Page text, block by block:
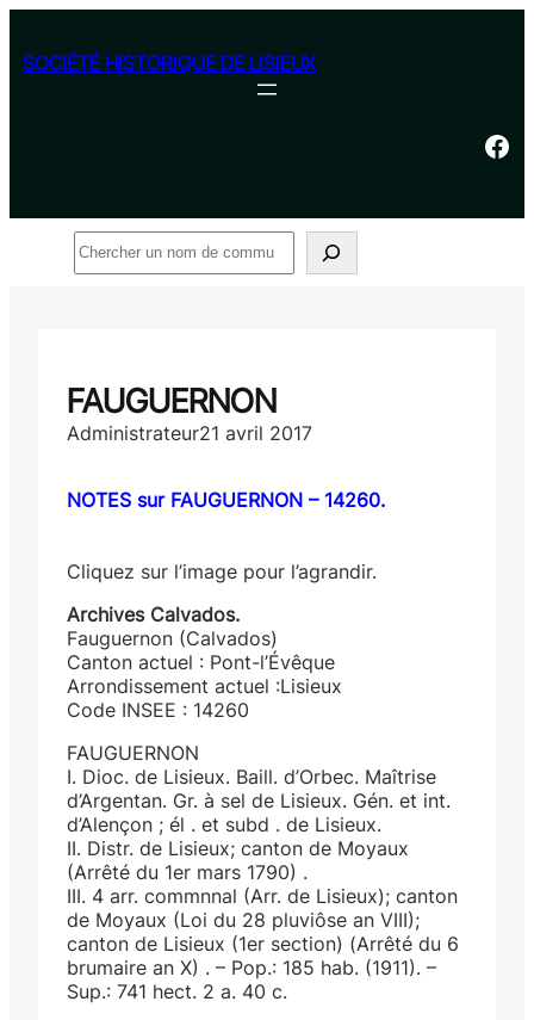
contenu
SOCIÉTÉ HISTORIQUE DE LISIEUX
Facebook
Rechercher
FAUGUERNON
Administrateur21 avril 2017
NOTES sur FAUGUERNON – 14260.
Cliquez sur l’image pour l’agrandir.
Archives Calvados.
Fauguernon (Calvados)
Canton actuel : Pont-l’Évêque
Arrondissement actuel :Lisieux
Code INSEE : 14260
FAUGUERNON
I. Dioc. de Lisieux. Baill. d’Orbec. Maîtrise
d’Argentan. Gr. à sel de Lisieux. Gén. et int.
d’Alençon ; él . et subd . de Lisieux.
II. Distr. de Lisieux; canton de Moyaux
(Arrêté du 1er mars 1790) .
III. 4 arr. commnnal (Arr. de Lisieux); canton
de Moyaux (Loi du 28 pluviôse an VIII);
canton de Lisieux (1er section) (Arrêté du 6
brumaire an X) . – Pop.: 185 hab. (1911). –
Sup.: 741 hect. 2 a. 40 c.